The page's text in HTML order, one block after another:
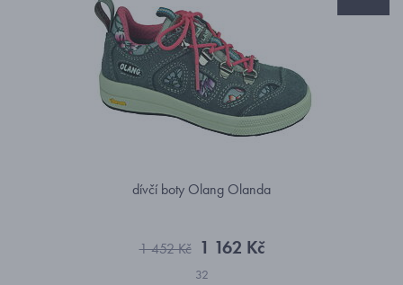
dívčí boty Olang Olanda
1 452 Kč 1 162 Kč
32